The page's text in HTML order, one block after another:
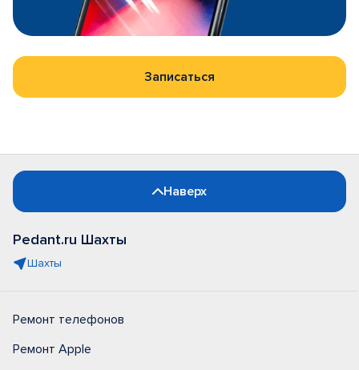
Записаться
Наверх
Pedant.ru Шахты
Шахты
Ремонт телефонов
Ремонт Apple